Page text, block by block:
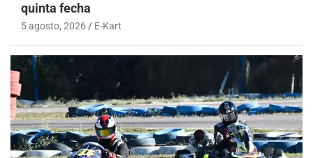
quinta fecha
5 agosto, 2026 E-Kart